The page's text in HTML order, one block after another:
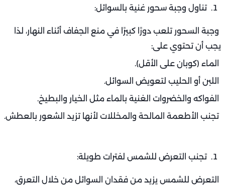
تناول وجبة سحور غنية بالسوائل:
وجبة السحور تلعب دورًا كبيرًا في منع الجفاف أثناء النهار، لذا
يجب أن تحتوي على:
الماء (كوبان على الأقل).
اللبن أو الحليب لتعويض السوائل.
الفواكه والخضروات الغنية بالماء مثل الخيار والبطيخ.
تجنب الأطعمة المالحة والمخللات لأنها تزيد الشعور بالعطش.
تجنب التعرض للشمس لفترات طويلة:
التعرض للشمس يزيد من فقدان السوائل من خلال التعرق،